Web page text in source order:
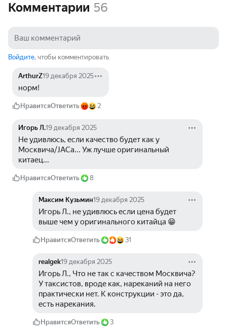
Комментарии 56
Войдите, чтобы комментировать
ArthurZ19 декабря 2025
норм!
НравитсяОтветить 2
Игорь Л.19 декабря 2025
Не удивлюсь, если качество будет как у
Москвича/JACa... Уж лучше оригинальный
китаец...
НравитсяОтветить 8
Максим Кузьмин19 декабря 2025
Игорь Л., не удивлюсь если цена будет
выше чем у оригинального китайца 😁
НравитсяОтветить 31
realgek19 декабря 2025
Игорь Л., Что не так с качеством Москвича?
У таксистов, вроде как, нареканий на него
практически нет. К конструкции - это да,
есть нарекания.
НравитсяОтветить 3